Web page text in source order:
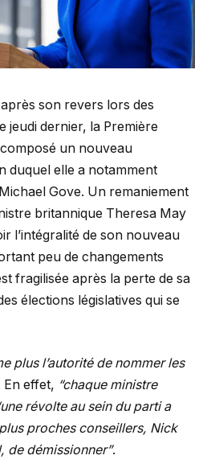
son revers lors des
jeudi dernier, la Première
un nouveau
duquel elle a notamment
Gove. Un remaniement
britannique Theresa May
l’intégralité de son nouveau
peu de changements
fragilisée après la perte de sa
élections législatives qui se
plus l’autorité de nommer les
En effet, “chaque ministre
révolte au sein du parti a
proches conseillers, Nick
de démissionner”.